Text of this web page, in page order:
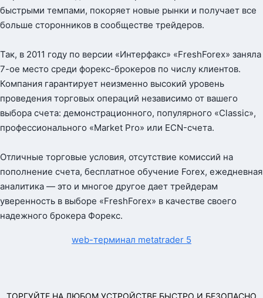
быстрыми темпами, покоряет новые рынки и получает все
больше сторонников в сообществе трейдеров.
Так, в 2011 году по версии «Интерфакс» «FreshForex» заняла
7-ое место среди форекс-брокеров по числу клиентов.
Компания гарантирует неизменно высокий уровень
проведения торговых операций независимо от вашего
выбора счета: демонстрационного, популярного «Classic»,
профессионального «Market Pro» или ECN-счета.
Отличные торговые условия, отсутствие комиссий на
пополнение счета, бесплатное обучение Forex, ежедневная
аналитика — это и многое другое дает трейдерам
уверенность в выборе «FreshForex» в качестве своего
надежного брокера Форекс.
web-терминал metatrader 5
ТОРГУЙТЕ НА ЛЮБОМ УСТРОЙСТВЕ БЫСТРО И БЕЗОПАСНО